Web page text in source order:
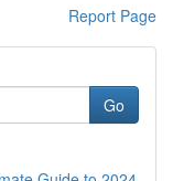
Report Page
Go